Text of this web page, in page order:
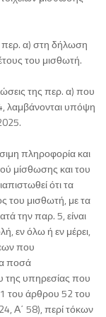
περ. α) στη δήλωση
του μισθωτή.
της περ. α) που
λαμβάνονται υπόψη
πληροφορία και
μίσθωσης και του
ότι τα
του μισθωτή, με τα
την παρ. 5, είναι
εν όλω ή εν μέρει,
που
ποσά
της υπηρεσίας που
του άρθρου 52 του
Α΄ 58), περί τόκων